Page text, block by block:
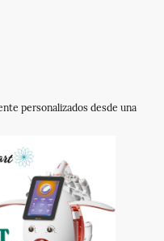
personalizados desde una